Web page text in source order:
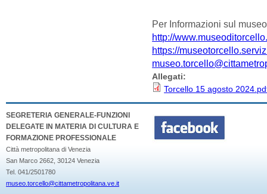
Per Informazioni sul
http://
https://
Allegati:
Torcello 15 agosto
SEGRETERIA GENERALE-FUNZIONI
DELEGATE IN MATERIA DI CULTURA E
FORMAZIONE PROFESSIONALE
Città metropolitana di Venezia
San Marco 2662, 30124 Venezia
Tel. 041/2501780
museo.torcello@cittametropolitana.ve.it